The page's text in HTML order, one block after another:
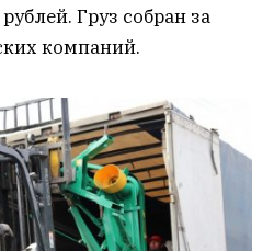
Груз собран за
компаний.